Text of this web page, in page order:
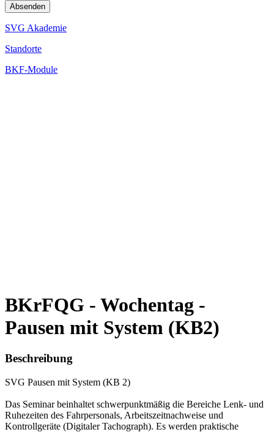
SVG Akademie
Standorte
BKF-Module
BKrFQG - Wochentag -
Pausen mit System (KB2)
Beschreibung
SVG Pausen mit System (KB 2)
Das Seminar beinhaltet schwerpunktmäßig die Bereiche Lenk- und
Ruhezeiten des Fahrpersonals, Arbeitszeitnachweise und
Kontrollgeräte (Digitaler Tachograph). Es werden praktische